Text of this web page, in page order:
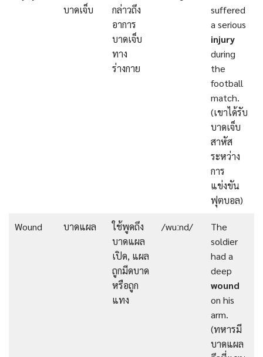
บาดเจ็บ
กล่าวถึง
อาการ
บาดเจ็บ
ทาง
ร่างกาย
suffered
a serious
injury
during
the
football
match.
(เขาได้รับ
บาดเจ็บ
สาหัส
ระหว่าง
การ
แข่งขัน
ฟุตบอล)
Wound บาดแผล
ใช้พูดถึง
บาดแผล
เปิด, แผล
ถูกมีดบาด
หรือถูก
แทง
/wuːnd/
The
soldier
had a
deep
wound
on his
arm.
(ทหารมี
บาดแผล